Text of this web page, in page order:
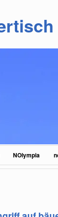
NOlympia